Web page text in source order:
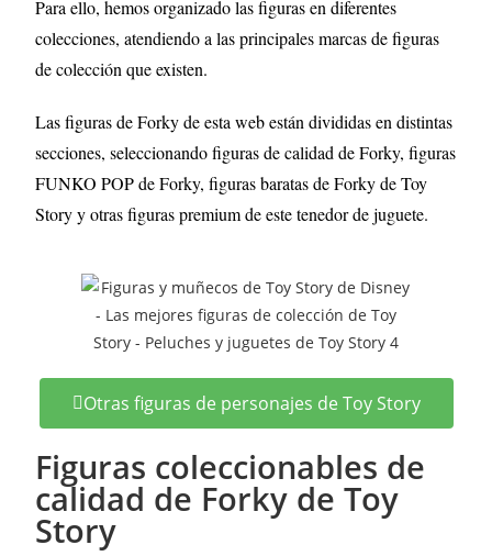
Para ello, hemos organizado las figuras en diferentes
colecciones, atendiendo a las principales marcas de figuras
de colección que existen.
Las figuras de Forky de esta web están divididas en distintas
secciones, seleccionando figuras de calidad de Forky, figuras
FUNKO POP de Forky, figuras baratas de Forkyde Toy
Storyy otras figuras premium de este tenedor de juguete.
Otras figuras de personajes de Toy Story
Figuras coleccionables de
calidad de Forky de Toy
Story